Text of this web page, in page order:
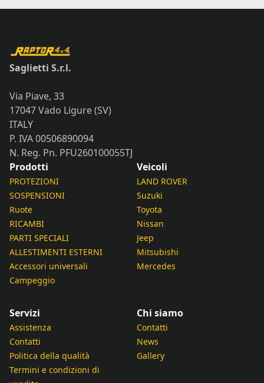
Saglietti S.r.l.
Via Piave, 33
17047 Vado Ligure (SV)
ITALY
P. IVA 00506890094
N. Reg. Pn. PFU260100055TJ
Prodotti
PROTEZIONI
SOSPENSIONI
Ruote
RICAMBI
PARTI SPECIALI
ALLESTIMENTI ESTERNI
Accessori universali
Campeggio
Veicoli
LAND ROVER
Suzuki
Toyota
Nissan
Jeep
Mitsubishi
Mercedes
Servizi
Assistenza
Contatti
Politica della qualità
Termini e condizioni di
Chi siamo
Contatti
News
Gallery